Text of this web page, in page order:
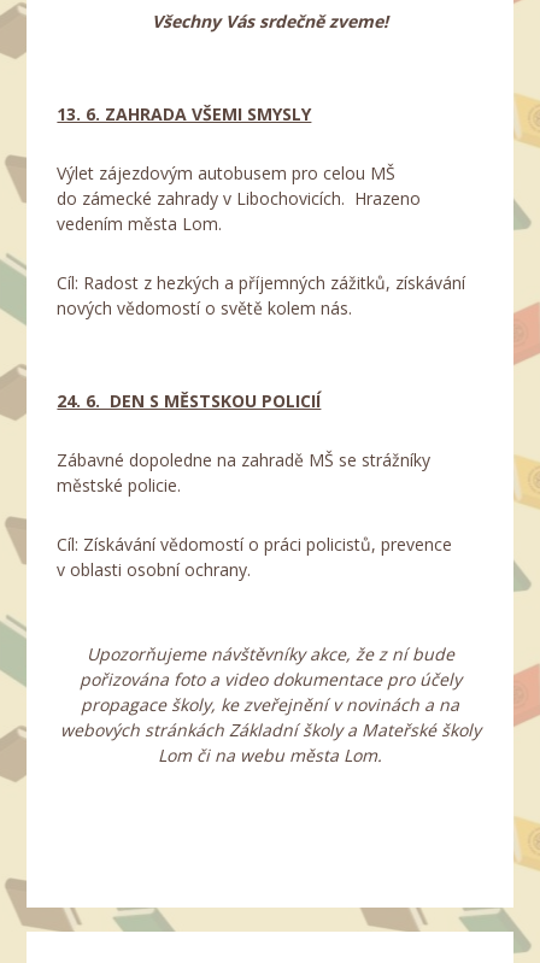
Všechny Vás srdečně zveme!
13. 6. ZAHRADA VŠEMI SMYSLY
Výlet zájezdovým autobusem pro celou MŠ
do zámecké zahrady v Libochovicích. Hrazeno
vedením města Lom.
Cíl: Radost z hezkých a příjemných zážitků, získávání
nových vědomostí o světě kolem nás.
24. 6. DEN S MĚSTSKOU POLICIÍ
Zábavné dopoledne na zahradě MŠ se strážníky
městské policie.
Cíl: Získávání vědomostí o práci policistů, prevence
v oblasti osobní ochrany.
Upozorňujeme návštěvníky akce, že z ní bude
pořizována foto a video dokumentace pro účely
propagace školy, ke zveřejnění v novinách a na
webových stránkách Základní školy a Mateřské školy
Lom či na webu města Lom.